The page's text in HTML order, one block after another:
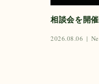
相談会を開
2026.08.06 |